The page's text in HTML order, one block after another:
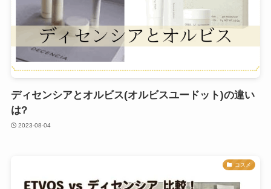
ディセンシアとオルビス(オルビスユードット)の違い
は?
2023-08-04
コスメ